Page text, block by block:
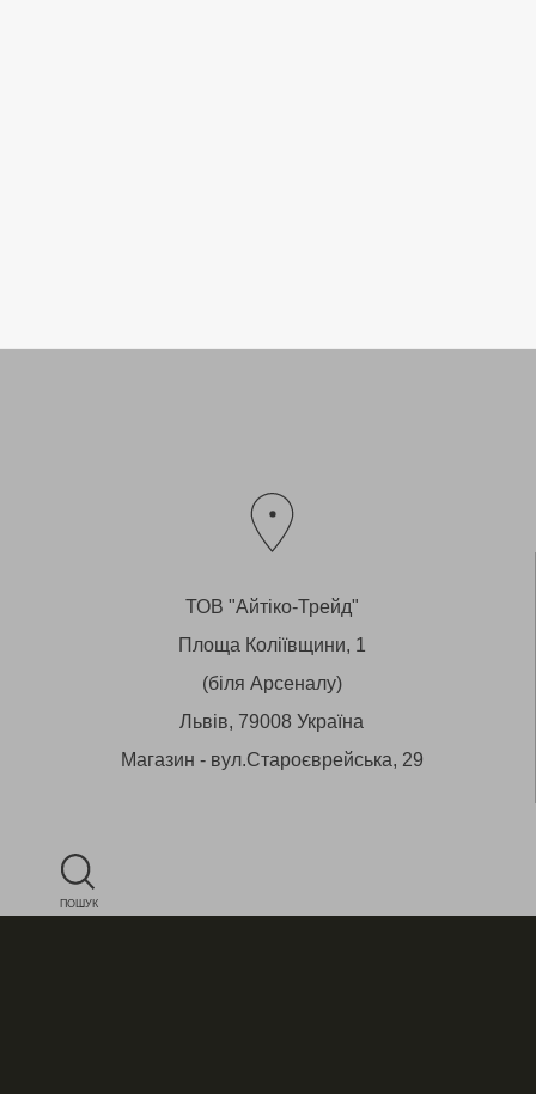
ПОШУК
ТОВ "Айтіко-Трейд"
Площа Коліївщини, 1
(біля Арсеналу)
Львів, 79008 Україна
Магазин - вул.Староєврейська, 29